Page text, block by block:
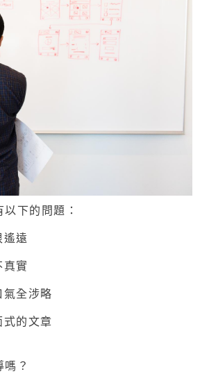
下的問題：
遙遠
真實
氣全涉略
式的文章
？